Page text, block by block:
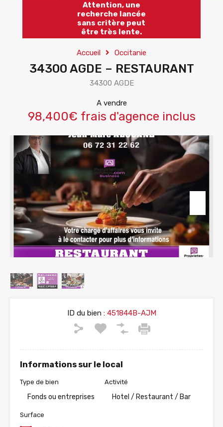
Attention, une
recherche lancée
sans critère peut
être très lente.
Accueil Occitanie
34300 AGDE – RESTAURANT
34300 AGDE
A vendre
98,400€ frais d'agence inclus
ID du bien :451844B-AJM
Informations sur le local
Type de bien
Fonds ou entreprises
Activité
Hotel / Restaurant / Bar
Surface